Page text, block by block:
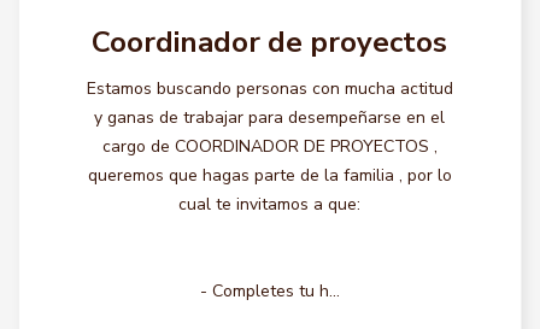
Coordinador de proyectos
Estamos buscando personas con mucha actitud
y ganas de trabajar para desempeñarse en el
cargo de COORDINADOR DE PROYECTOS ,
queremos que hagas parte de la familia , por lo
cual te invitamos a que:
- Completes tu h...